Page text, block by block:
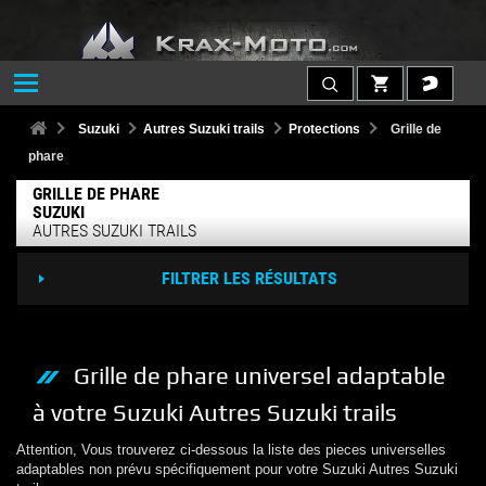
Suzuki Autres Suzuki trails Protections
Grille de
phare
GRILLE DE PHARE
SUZUKI
AUTRES SUZUKI TRAILS
FILTRER LES RÉSULTATS
Grille de phare universel adaptable
à votre Suzuki Autres Suzuki trails
Attention, Vous trouverez ci-dessous la liste des pieces universelles
adaptables non prévu spécifiquement pour votre Suzuki Autres Suzuki